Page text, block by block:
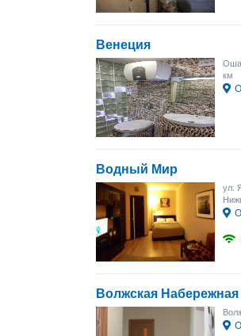
Венеция
км
Водный Мир
ул.
Волжская Набережная